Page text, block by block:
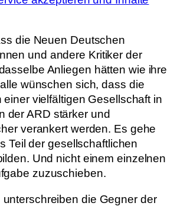
die Neuen Deutschen
und andere Kritiker der
Anliegen hätten wie ihre
wünschen sich, dass die
vielfältigen Gesellschaft in
der ARD stärker und
verankert werden. Es gehe
Teil der gesellschaftlichen
Und nicht einem einzelnen
zuzuschieben.
die Gegner der